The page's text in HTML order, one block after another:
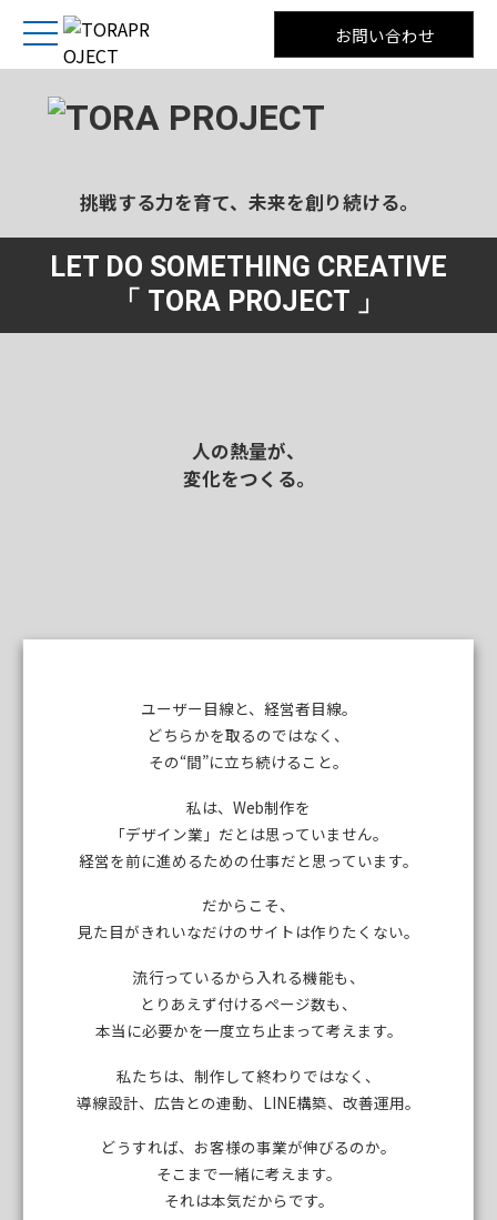
お問い合わせ
挑戦する力を育て、未来を創り続ける。
LET DO SOMETHING CREATIVE
「 TORA PROJECT 」
人の熱量が、
変化をつくる。
ユーザー目線と、経営者目線。
どちらかを取るのではなく、
その“間”に立ち続けること。
私は、Web制作を
「デザイン業」だとは思っていません。
経営を前に進めるための仕事だと思っています。
だからこそ、
見た目がきれいなだけのサイトは作りたくない。
流行っているから入れる機能も、
とりあえず付けるページ数も、
本当に必要かを一度立ち止まって考えます。
私たちは、制作して終わりではなく、
導線設計、広告との連動、LINE構築、改善運用。
どうすれば、お客様の事業が伸びるのか。
そこまで一緒に考えます。
それは本気だからです。